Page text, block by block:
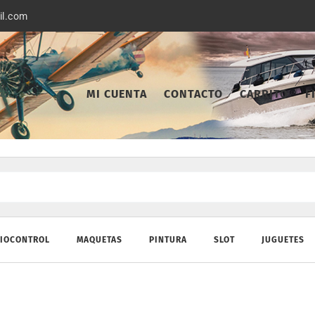
MI CUENTA CONTACTO CARRITO
MAQUETAS PINTURA SLOT JUGUETES